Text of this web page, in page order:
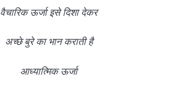
वैचारिक ऊर्जा इसे दिशा देकर
अच्छे बुरे का भान कराती है
आध्यात्मिक ऊर्जा